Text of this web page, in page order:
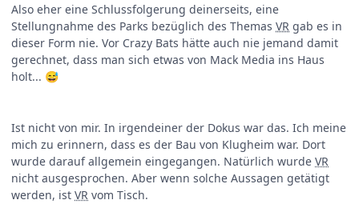
Also eher eine Schlussfolgerung deinerseits, eine
Stellungnahme des Parks bezüglich des Themas VR gab es in
dieser Form nie. Vor Crazy Bats hätte auch nie jemand damit
gerechnet, dass man sich etwas von Mack Media ins Haus
holt... 😅
Ist nicht von mir. In irgendeiner der Dokus war das. Ich meine
mich zu erinnern, dass es der Bau von Klugheim war. Dort
wurde darauf allgemein eingegangen. Natürlich wurde VR
nicht ausgesprochen. Aber wenn solche Aussagen getätigt
werden, ist VR vom Tisch.